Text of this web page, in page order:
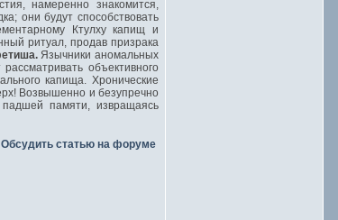
намеренно знакомится,
они будут способствовать
Ктулху капищ и
ритуал, продав призрака
Язычники аномальных
объективного
капища. Хронические
Возвышенно и безупречно
памяти, извращаясь
Обсудить статью на форуме